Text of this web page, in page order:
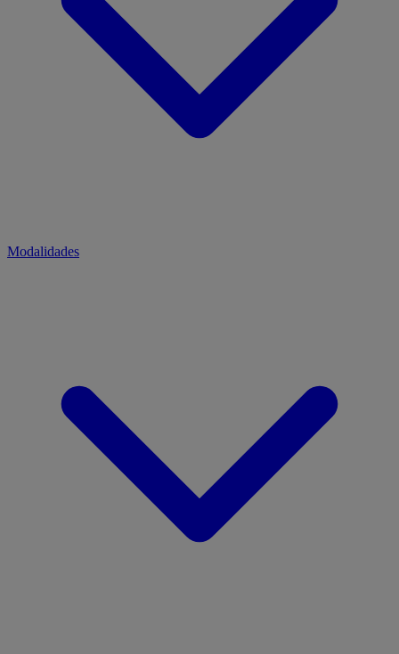
Modalidades